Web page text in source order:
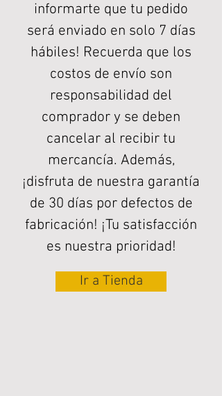
informarte que tu pedido
será enviado en solo 7 días
hábiles! Recuerda que los
costos de envío son
responsabilidad del
comprador y se deben
cancelar al recibir tu
mercancía. Además,
¡disfruta de nuestra garantía
de 30 días por defectos de
fabricación! ¡Tu satisfacción
es nuestra prioridad!
Ir a Tienda